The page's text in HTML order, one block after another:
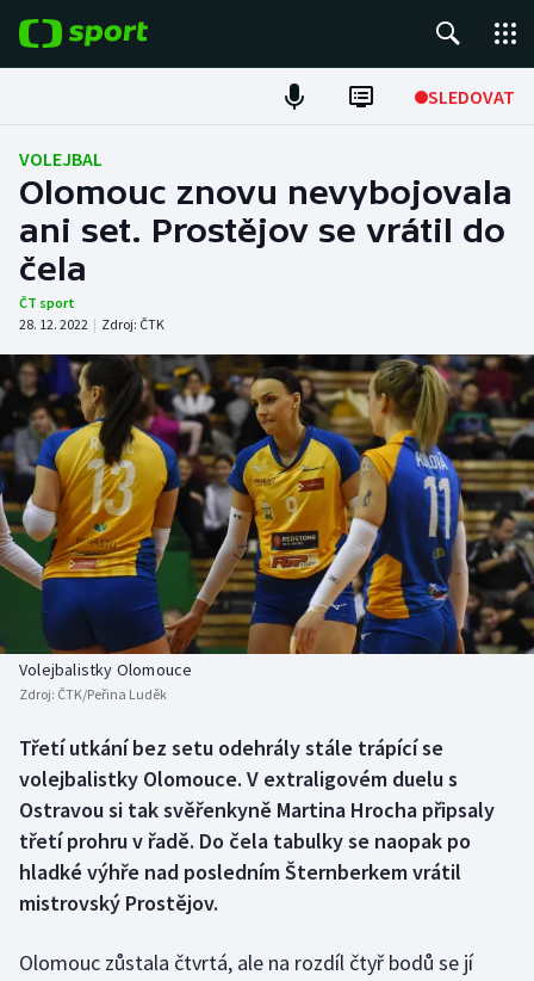
SLEDOVAT
Fotbal
Hokej
Tenis
Atletika
Cyklistika
DALŠÍ SPORTY
Americký fotbal
Baseball a softbal
Basketbal
Biatlon
Box
Curling
Dostihy
NEPŘEHLÉDNĚTE
Soutěže
Historické návraty
Aplikace ČT sport
VOLEJBAL
Olomouc znovu nevybojovala
ani set. Prostějov se vrátil do
čela
ČT sport
28. 12. 2022 | Zdroj: ČTK
Volejbalistky Olomouce
Zdroj: ČTK/Peřina Luděk
Třetí utkání bez setu odehrály stále trápící se
volejbalistky Olomouce. V extraligovém duelu s
Ostravou si tak svěřenkyně Martina Hrocha připsaly
třetí prohru v řadě. Do čela tabulky se naopak po
hladké výhře nad posledním Šternberkem vrátil
mistrovský Prostějov.
Olomouc zůstala čtvrtá, ale na rozdíl čtyř bodů se jí